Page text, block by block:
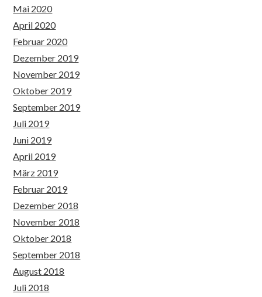
Mai 2020
April 2020
Februar 2020
Dezember 2019
November 2019
Oktober 2019
September 2019
Juli 2019
Juni 2019
April 2019
März 2019
Februar 2019
Dezember 2018
November 2018
Oktober 2018
September 2018
August 2018
Juli 2018